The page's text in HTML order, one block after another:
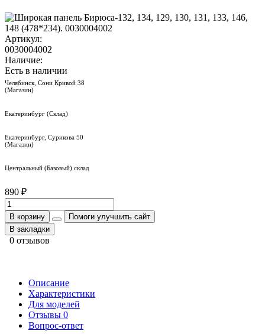
Артикул:
0030004002
Наличие:
Есть в наличии
Челябинск, Сони Кривой 38
(Магазин)
Екатеринбург (Склад)
Екатеринбург, Сурикова 50
(Магазин)
Центральный (Базовый) склад
890 ₽
В корзину
Помоги улучшить сайт
В закладки
0 отзывов
Описание
Характеристики
Для моделей
Отзывы 0
Вопрос-ответ